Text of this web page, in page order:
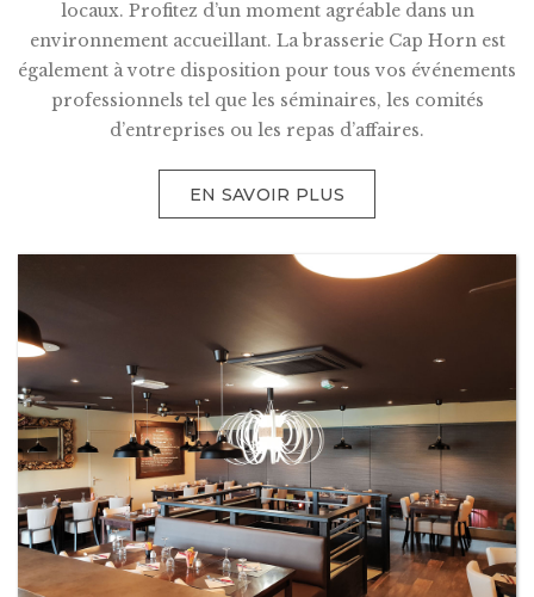
locaux. Profitez d’un moment agréable dans un
environnement accueillant. La brasserie Cap Horn est
également à votre disposition pour tous vos événements
professionnels tel que les séminaires, les comités
d’entreprises ou les repas d’affaires.
EN SAVOIR PLUS